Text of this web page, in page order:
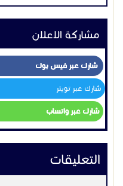
مشاركة الاعلان
شارك عبر فيس بوك
شارك عبر تويتر
شارك عبر واتساب
التعليقات